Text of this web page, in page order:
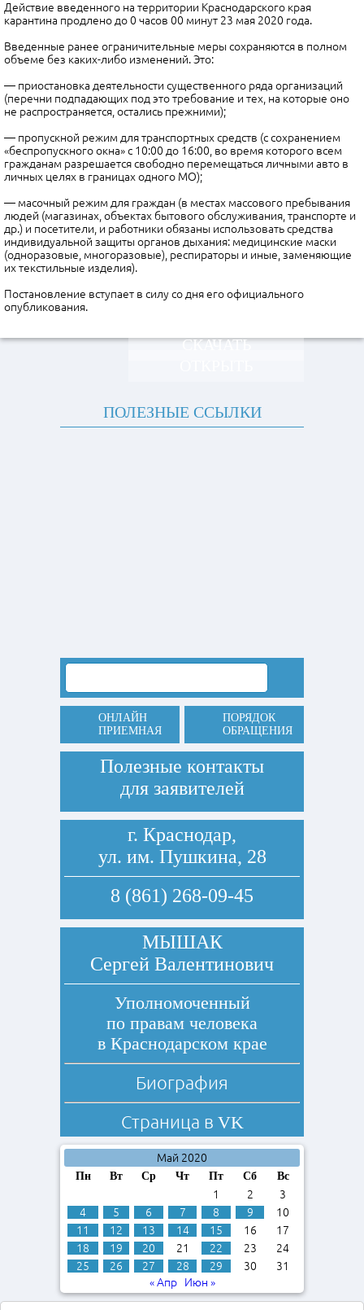
Действие введенного на территории Краснодарского края
карантина продлено до 0 часов 00 минут 23 мая 2020 года.
Введенные ранее ограничительные меры сохраняются в полном
объеме без каких-либо изменений. Это:
— приостановка деятельности существенного ряда организаций
(перечни подпадающих под это требование и тех, на которые оно
не распространяется, остались прежними);
— пропускной режим для транспортных средств (с сохранением
«беспропускного окна» с 10:00 до 16:00, во время которого всем
гражданам разрешается свободно перемещаться личными авто в
личных целях в границах одного МО);
— масочный режим для граждан (в местах массового пребывания
людей (магазинах, объектах бытового обслуживания, транспорте и
др.) и посетители, и работники обязаны использовать средства
индивидуальной защиты органов дыхания: медицинские маски
(одноразовые, многоразовые), респираторы и иные, заменяющие
их текстильные изделия).
Постановление вступает в силу со дня его официального
опубликования.
СКАЧАТЬ
ПОЛЕЗНЫЕ ССЫЛКИ
ОНЛАЙН
ПРИЕМНАЯ
ПОРЯДОК
ОБРАЩЕНИЯ
Полезные контакты
для заявителей
г. Краснодар,
ул. им. Пушкина, 28
8 (861) 268-09-45
МЫШАК
Сергей Валентинович
Уполномоченный
по правам человека
в Краснодарском крае
Биография
Страница в VK
Май 2020
Пн Вт Ср Чт Пт Сб Вс
1 2
3
4
5 6 7 8 9
10
11
12 13 14 15 16
17
18
19 20 21 22 23
24
25
26 27 28 29 30
31
« Апр
Июн »